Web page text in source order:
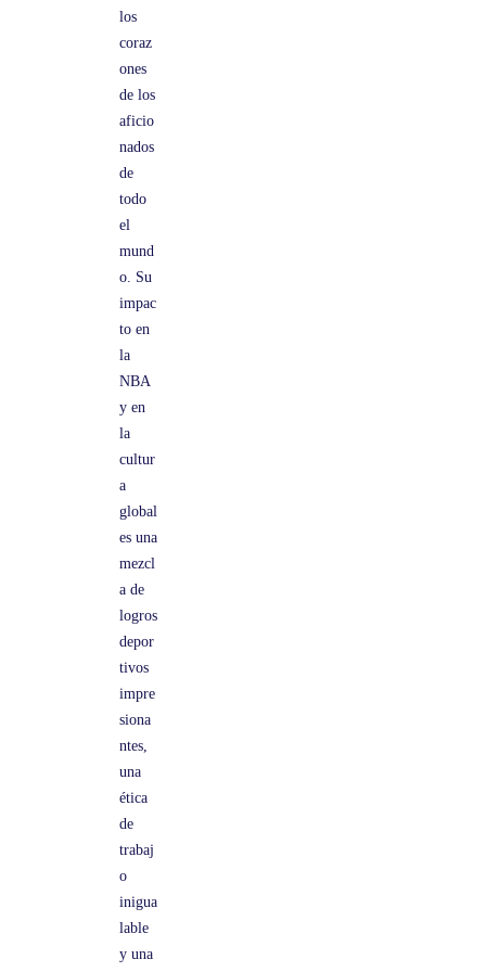
i
t
a
s
b
e
r
los
coraz
ones
de los
aficio
nados
de
todo
el
mund
o. Su
impac
to en
la
NBA
y en
la
cultur
a
global
es una
mezcl
a de
logros
depor
tivos
impre
siona
ntes,
una
ética
de
trabaj
o
inigua
lable
y una